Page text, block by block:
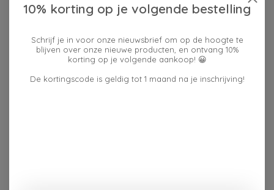
Hoeveelheid:
Toevoegen aan winkelwagen
10% korting op je volgende bestelling
Schrijf je in voor onze nieuwsbrief om op de hoogte te
blijven over onze nieuwe producten, en ontvang 10%
korting op je volgende aankoop! 😀
De kortingscode is geldig tot 1 maand na je inschrijving!